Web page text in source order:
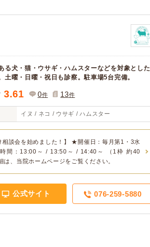
る犬・猫・ウサギ・ハムスターなどを対象とした
土曜・日曜・祝日も診察。駐車場5台完備。
3.61 0件 13件
イヌ / ネコ / ウサギ / ハムスター
相談会を始めました！】 ★開催日：毎月第1・3水
間：13:00～ / 13:50～ / 14:40～ （1枠 約40
は、当院ホームページをご覧ください。
公式サイト 076-259-5880